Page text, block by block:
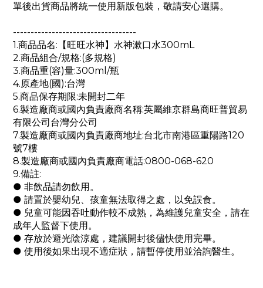
單後出貨商品將統一使用新版包裝，敬請安心選購。
-----------------------------------
1.商品品名:【旺旺水神】水神漱口水300mL
2.商品組合/規格:(多規格)
3.商品重(容)量:300ml/瓶
4.原產地(國):台灣
5.商品保存期限:未開封二年
6.製造廠商或國內負責廠商名稱:英屬維京群島商旺普貿易
有限公司台灣分公司
7.製造廠商或國內負責廠商地址:台北市南港區重陽路120
號7樓
8.製造廠商或國內負責廠商電話:0800-068-620
9.備註:
● 非飲品請勿飲用。
● 請置於嬰幼兒、孩童無法取得之處，以免誤食。
● 兒童可能因吞吐動作較不成熟，為維護兒童安全，請在
成年人監督下使用。
● 存放於避光陰涼處，建議開封後儘快使用完畢。
● 使用後如果出現不適症狀，請暫停使用並洽詢醫生。